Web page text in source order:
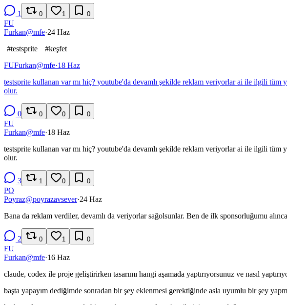
1 0 1 0
FU
Furkan@mfe·24 Haz
#testsprite #keşfet
FUFurkan@mfe·18 Haz
testsprite kullanan var mı hiç? youtube'da devamlı şekilde reklam veriyorlar ai ile ilgili tüm
olur.
0 0 0 0
FU
Furkan@mfe·18 Haz
testsprite kullanan var mı hiç? youtube'da devamlı şekilde reklam veriyorlar ai ile ilgili tüm
olur.
3 1 0 0
PO
Poyraz@poyrazavsever·24 Haz
Bana da reklam verdiler, devamlı da veriyorlar sağolsunlar. Ben de ilk sponsorluğumu
2 0 1 0
FU
Furkan@mfe·16 Haz
claude, codex ile proje geliştirirken tasarımı hangi aşamada yaptırıyorsunuz ve nasıl
başta yapayım dediğimde sonradan bir şey eklenmesi gerektiğinde asla uyumlu bir şey